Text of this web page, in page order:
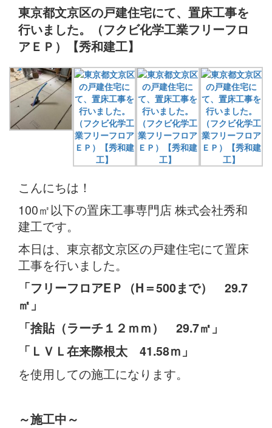
東京都文京区の戸建住宅にて、置床工事を
行いました。（フクビ化学工業フリーフロ
アＥＰ）【秀和建工】
こんにちは！
100㎡以下の置床工事専門店 株式会社秀和
建工です。
本日は、東京都文京区の戸建住宅にて置床
工事を行いました。
「フリーフロアEＰ（H＝500まで） 29.7
㎡」
「捨貼（ラーチ１２ｍｍ） 29.7㎡」
「ＬＶＬ在来際根太 41.58ｍ」
を使用しての施工になります。
～施工中～